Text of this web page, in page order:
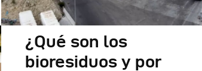
¿Qué son los
bioresiduos y por